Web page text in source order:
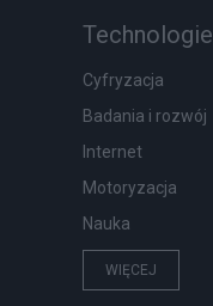
Technologie
Cyfryzacja
Badania i rozwój
Internet
Motoryzacja
Nauka
WIĘCEJ